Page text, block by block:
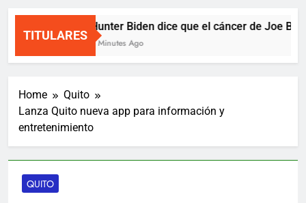
TITULARES
Hunter Biden dice que el cáncer de Joe
8 Minutes Ago
Home
Quito
Lanza Quito nueva app para información y
entretenimiento
QUITO